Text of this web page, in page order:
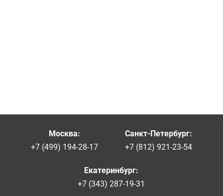
Москва:
+7 (499) 194-28-17
Санкт-Петербург:
+7 (812) 921-23-54
Екатеринбург:
+7 (343) 287-19-31